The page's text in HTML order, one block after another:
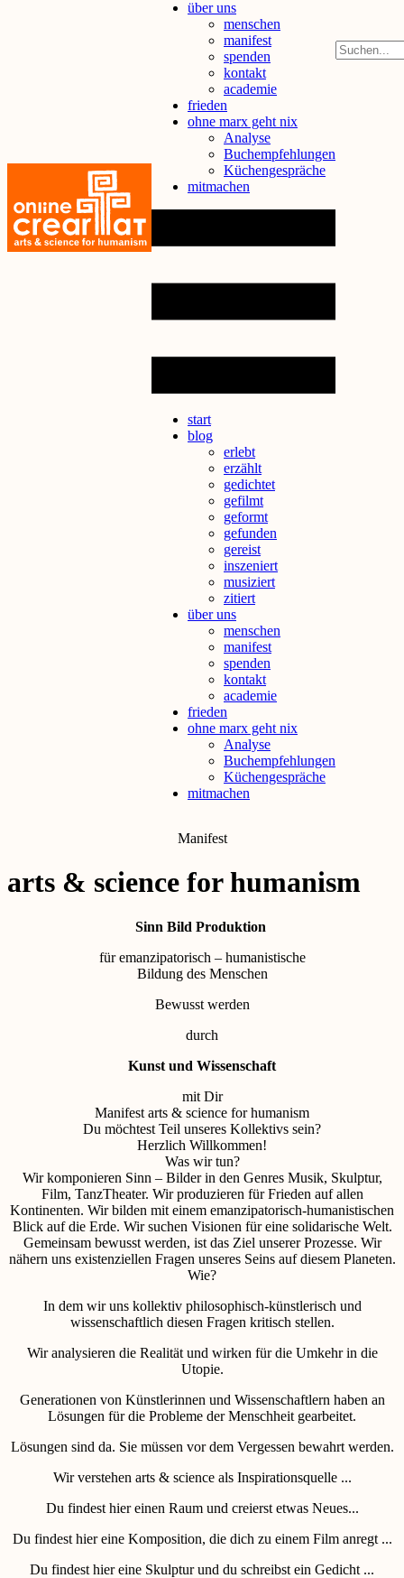
über uns
menschen
manifest
spenden
kontakt
academie
frieden
ohne marx geht nix
Analyse
Buchempfehlungen
Küchengespräche
mitmachen
start
blog
erlebt
erzählt
gedichtet
gefilmt
geformt
gefunden
gereist
inszeniert
musiziert
zitiert
über uns
menschen
manifest
spenden
kontakt
academie
frieden
ohne marx geht nix
Analyse
Buchempfehlungen
Küchengespräche
mitmachen
Manifest
arts & science for humanism
Sinn Bild Produktion
für emanzipatorisch – humanistische
Bildung des Menschen
Bewusst werden
durch
Kunst und Wissenschaft
mit Dir
Manifest arts & science for humanism
Du möchtest Teil unseres Kollektivs sein?
Herzlich Willkommen!
Was wir tun?
Wir komponieren Sinn – Bilder in den Genres Musik, Skulptur,
Film, TanzTheater. Wir produzieren für Frieden auf allen
Kontinenten. Wir bilden mit einem emanzipatorisch-humanistischen
Blick auf die Erde. Wir suchen Visionen für eine solidarische Welt.
Gemeinsam bewusst werden, ist das Ziel unserer Prozesse. Wir
nähern uns existenziellen Fragen unseres Seins auf diesem Planeten.
Wie?
In dem wir uns kollektiv philosophisch-künstlerisch und
wissenschaftlich diesen Fragen kritisch stellen.
Wir analysieren die Realität und wirken für die Umkehr in die
Utopie.
Generationen von Künstlerinnen und Wissenschaftlern haben an
Lösungen für die Probleme der Menschheit gearbeitet.
Lösungen sind da. Sie müssen vor dem Vergessen bewahrt werden.
Wir verstehen arts & science als Inspirationsquelle ...
Du findest hier einen Raum und creierst etwas Neues...
Du findest hier eine Komposition, die dich zu einem Film anregt ...
Du findest hier eine Skulptur und du schreibst ein Gedicht ...